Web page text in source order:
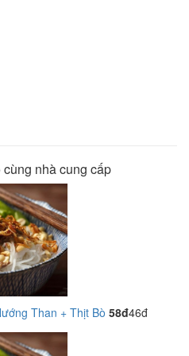
nhà cung cấp
Than + Thịt Bò 58đ46đ